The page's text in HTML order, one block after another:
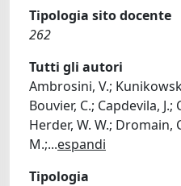
Tipologia sito docente
262
Tutti gli autori
Ambrosini, V.;
Bouvier, C.; Capdevila,
Herder, W. W.; Dromain,
M.;...espandi
Tipologia